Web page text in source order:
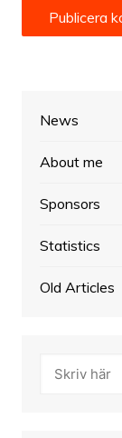
News
About me
Sponsors
Statistics
Old Articles